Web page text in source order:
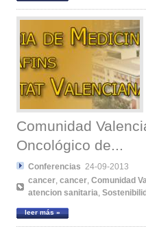
Comunidad
Oncológico de...
Conferencias 24-09-2013
cancer, cancer, Comunidad
atencion sanitaria,
leer más »